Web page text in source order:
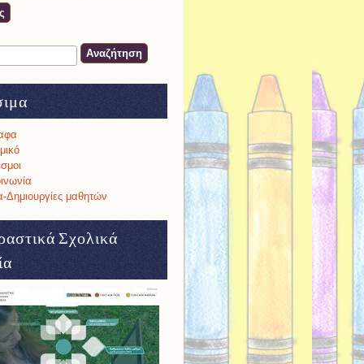
αναζήτησης
Δημιουργίες μαθητών
Σχολικά